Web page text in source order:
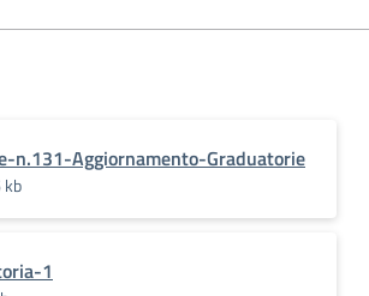
n.131-Aggiornamento-Graduatorie
kb
1